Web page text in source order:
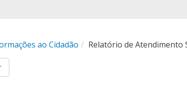
ao Cidadão Relatório de Atendimento